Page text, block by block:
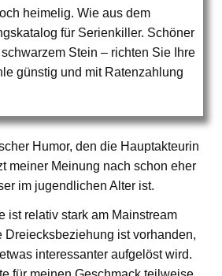
heimelig. Wie aus dem
für Serienkiller. Schöner
Stein – richten Sie Ihre
günstig und mit Ratenzahlung
Humor, den die Hauptakteurin
meiner Meinung nach schon eher
im jugendlichen Alter ist.
ist relativ stark am Mainstream
Dreiecksbeziehung ist vorhanden,
interessanter aufgelöst wird.